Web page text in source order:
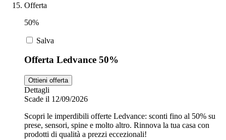
Offerta
50%
Salva
Offerta Ledvance 50%
Ottieni offerta
Dettagli
Scade il 12/09/2026
Scopri le imperdibili offerte Ledvance: sconti fino al 50% su
prese, sensori, spine e molto altro. Rinnova la tua casa con
prodotti di qualità a prezzi eccezionali!